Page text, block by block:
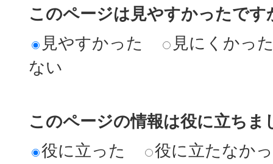
このページは見やすかったです
見やすかった
見にくかっ
ない
このページの情報は役に立ちま
役に立った
役に立たなか